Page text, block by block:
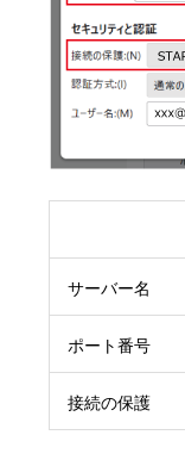
サーバー名
ポート番号
接続の保護